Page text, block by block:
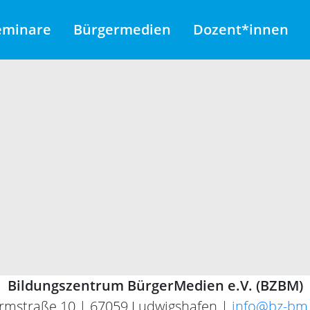
Bürgermedien Dozent*innen
Bildungszentrum BürgerMedien e.V. (BZBM)
10 | 67059 Ludwigshafen | info@bz-